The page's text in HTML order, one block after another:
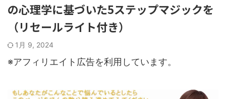
の心理学に基づいた5ステップマジックを
（リセールライト付き）
1月 9, 2024
※アフィリエイト広告を利用しています。